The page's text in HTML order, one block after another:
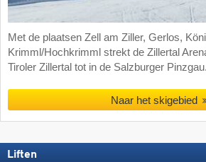
Met de plaatsen Zell am Ziller, Gerlos,
Krimml/Hochkrimml strekt de Zillertal
Tiroler Zillertal tot in de Salzburger Pinzgau.
Naar het skigebied
Liften